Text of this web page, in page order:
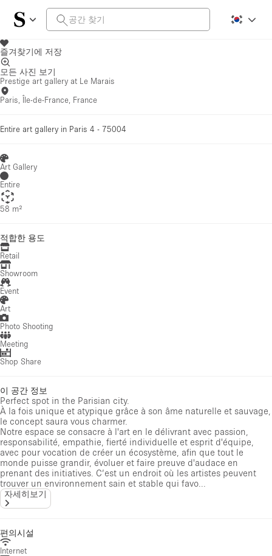
즐겨찾기에 저장
모든 사진 보기
Prestige art gallery at Le Marais
Paris, Île-de-France, France
Entire art gallery in Paris 4 - 75004
Art Gallery
Entire
58 m²
적합한 용도
Retail
Showroom
Event
Art
Photo Shooting
Meeting
Shop Share
이 공간 정보
Perfect spot in the Parisian city.
À la fois unique et atypique grâce à son âme naturelle et sauvage,
le concept saura vous charmer.
Notre espace se consacre à l'art en le délivrant avec passion,
responsabilité, empathie, fierté individuelle et esprit d'équipe,
avec pour vocation de créer un écosystème, afin que tout le
monde puisse grandir, évoluer et faire preuve d'audace en
prenant des initiatives. C’est un endroit où les artistes peuvent
trouver un environnement sain et stable qui favo...
자세히보기
편의시설
Internet